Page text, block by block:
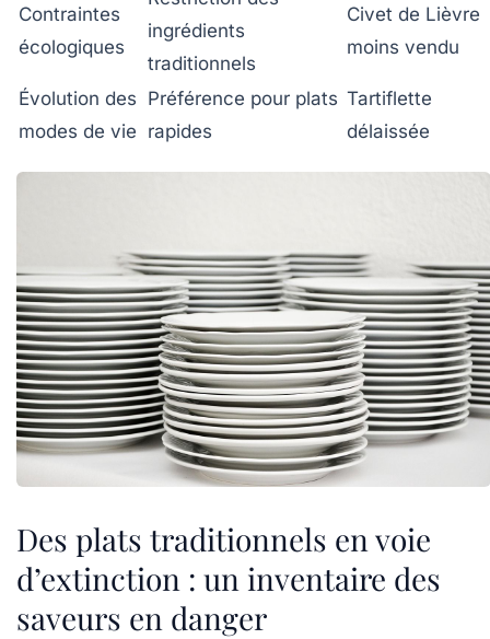
Contraintes
écologiques
ingrédients
traditionnels
Civet de Lièvre
moins vendu
Évolution des
modes de vie
Préférence pour plats
rapides
Tartiflette
délaissée
Des plats traditionnels en voie
d’extinction : un inventaire des
saveurs en danger